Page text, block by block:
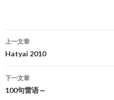
文
章
导
航
上一文章
Hatyai 2010
下一文章
100句雷语～